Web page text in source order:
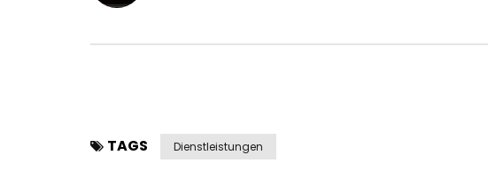
TAGS Dienstleistungen